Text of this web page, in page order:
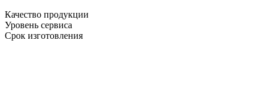
Качество продукции
Уровень сервиса
Срок изготовления